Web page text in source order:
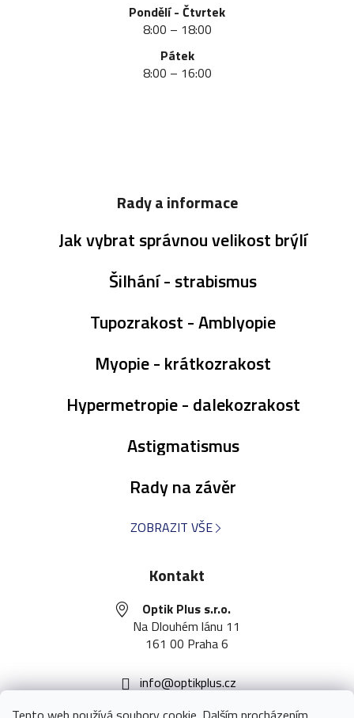
Pondělí - Čtvrtek
8:00 – 18:00
Pátek
8:00 – 16:00
Rady a informace
Jak vybrat správnou velikost brýlí
Šilhání - strabismus
Tupozrakost - Amblyopie
Myopie - krátkozrakost
Hypermetropie - dalekozrakost
Astigmatismus
Rady na závěr
ZOBRAZIT VŠE
Kontakt
Optik Plus s.r.o.
Na Dlouhém lánu 11
161 00 Praha 6
info@optikplus.cz